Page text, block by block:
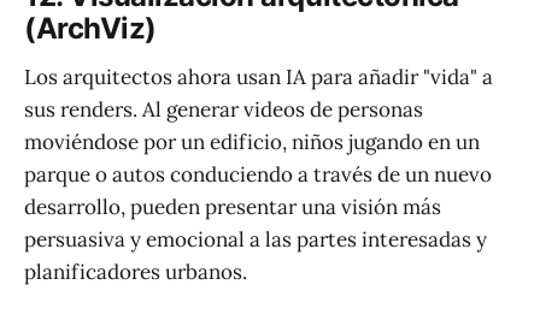
(ArchViz)
Los arquitectos ahora usan IA para añadir "vida" a
sus renders. Al generar videos de personas
moviéndose por un edificio, niños jugando en un
parque o autos conduciendo a través de un nuevo
desarrollo, pueden presentar una visión más
persuasiva y emocional a las partes interesadas y
planificadores urbanos.